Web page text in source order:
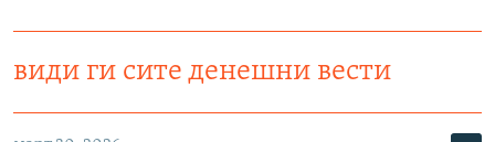
види ги сите денешни вести